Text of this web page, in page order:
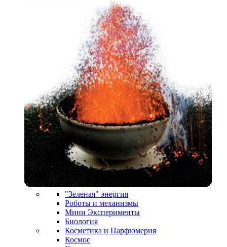
"Зеленая" энергия
Роботы и механизмы
Мини Эксперименты
Биология
Косметика и Парфюмерия
Космос